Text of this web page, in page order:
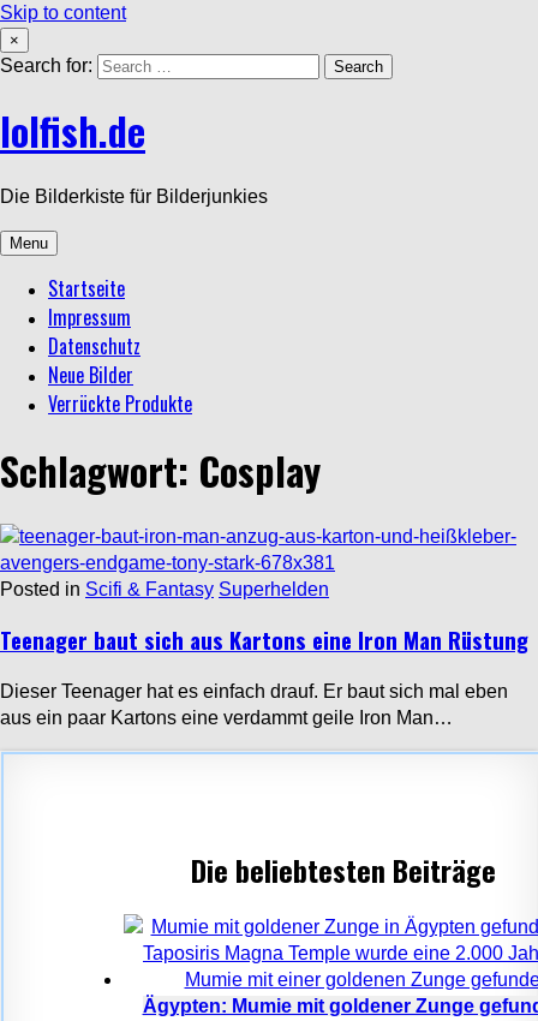
Skip to content
×
Search for:
lolfish.de
Die Bilderkiste für Bilderjunkies
Menu
Startseite
Impressum
Datenschutz
Neue Bilder
Verrückte Produkte
Schlagwort: Cosplay
Posted in Scifi & Fantasy Superhelden
Teenager baut sich aus Kartons eine Iron Man Rüstung
Dieser Teenager hat es einfach drauf. Er baut sich mal eben
aus ein paar Kartons eine verdammt geile Iron Man…
Die beliebtesten Beiträge
Ägypten: Mumie mit goldener Zunge